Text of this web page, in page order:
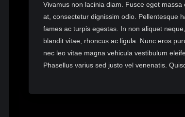
Vivamus non lacinia diam. Fusce eget
at, consectetur dignissim odio. Pellentesque
fames ac turpis egestas. In non aliquet
blandit vitae, rhoncus ac ligula. Nunc eros
nec leo vitae magna vehicula vestibulum
Phasellus varius sed justo vel venenatis.